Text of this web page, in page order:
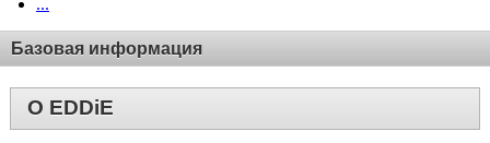
...
Базовая информация
О EDDiE